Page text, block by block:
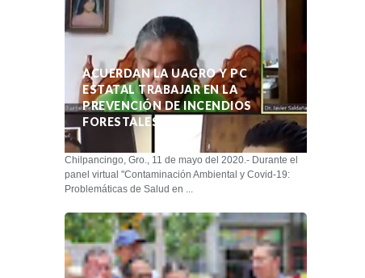
ACUERDAN LA UAGRO Y PC
ESTATAL TRABAJAR EN LA
PREVENCIÓN DE INCENDIOS
FORESTALES
Chilpancingo, Gro., 11 de mayo del 2020.- Durante el
panel virtual "Contaminación Ambiental y Covid-19:
Problemáticas de Salud en ...